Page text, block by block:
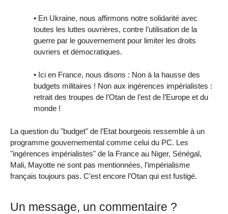
• En Ukraine, nous affirmons notre solidarité avec
toutes les luttes ouvrières, contre l’utilisation de la
guerre par le gouvernement pour limiter les droits
ouvriers et démocratiques.
• Ici en France, nous disons : Non à la hausse des
budgets militaires ! Non aux ingérences impérialistes :
retrait des troupes de l’Otan de l’est de l’Europe et du
monde !
La question du "budget" de l’Etat bourgeois ressemble à un
programme gouvernemental comme celui du PC. Les
"ingérences impérialistes" de la France au Niger, Sénégal,
Mali, Mayotte ne sont pas mentionnées, l’impérialisme
français toujours pas. C’est encore l’Otan qui est fustigé.
Un message, un commentaire ?